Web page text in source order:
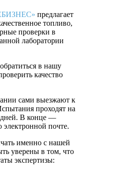
предлагает
топливо,
проверки в
лаборатории
в нашу
качество
сами выезжают к
проходят на
дней. В конце —
почте.
именно с нашей
уверены в том, что
экспертизы: